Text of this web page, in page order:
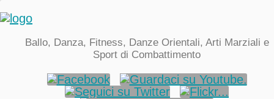
Ballo, Danza, Fitness, Danze Orientali, Arti Marziali e
Sport di Combattimento